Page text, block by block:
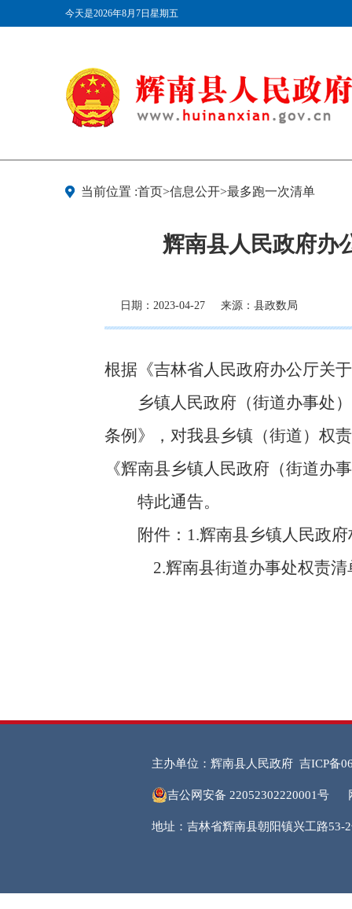
今天是2026年8月7日星期五
当前位置 :首页>信息公开>最多跑一次清单
辉南县人民政府办
日期：2023-04-27 来源：县政数局
根据《吉林省人民政府办公厅关
乡镇人民政府（街道办事处）
条例》，对我县乡镇（街道）权
《辉南县乡镇人民政府（街道办
特此通告。
附件： 1.辉南县乡镇人民政
2.辉南县街道办事处权责清
主办单位：辉南县人民政府 吉ICP备
吉公网安备 22052302220001号
地址：吉林省辉南县朝阳镇兴工路53-